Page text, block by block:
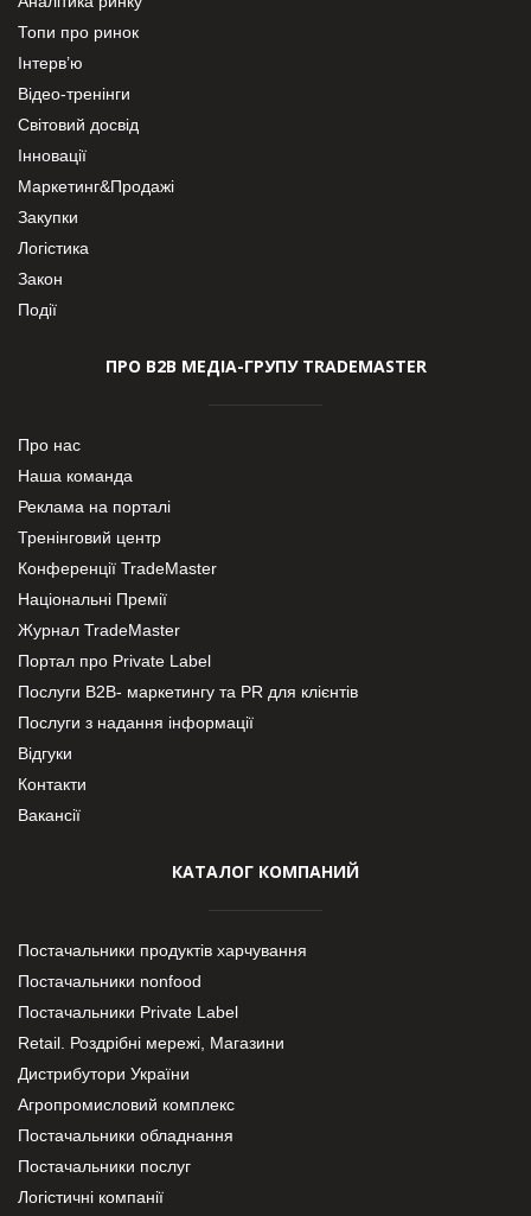
Топи про ринок
Інтерв’ю
Відео-тренінги
Світовий досвід
Інновації
Маркетинг&Продажі
Закупки
Логістика
Закон
Події
ПРО В2В МЕДІА-ГРУПУ TRADEMASTER
Про нас
Наша команда
Реклама на порталі
Тренінговий центр
Конференції TradeMaster
Національні Премії
Журнал TradeMaster
Портал про Private Label
Послуги В2В- маркетингу та PR для клієнтів
Послуги з надання інформації
Відгуки
Контакти
Вакансії
КАТАЛОГ КОМПАНИЙ
Постачальники продуктів харчування
Постачальники nonfood
Постачальники Private Label
Retail. Роздрібні мережі, Магазини
Дистрибутори України
Агропромисловий комплекс
Постачальники обладнання
Постачальники послуг
Логістичні компанії